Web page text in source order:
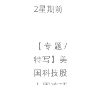
2星期前
【专题/
特写】美
国科技股